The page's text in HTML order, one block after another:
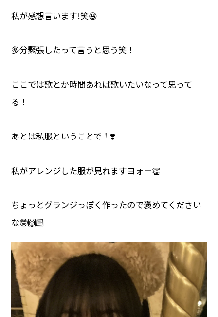
私が感想言います!笑😆
多分緊張したって言うと思う笑！
ここでは歌とか時間あれば歌いたいなって思って
る！
あとは私服ということで！❣️
私がアレンジした服が見れますヨォー👏
ちょっとグランジっぽく作ったので褒めてください
な🤓🙌🏻